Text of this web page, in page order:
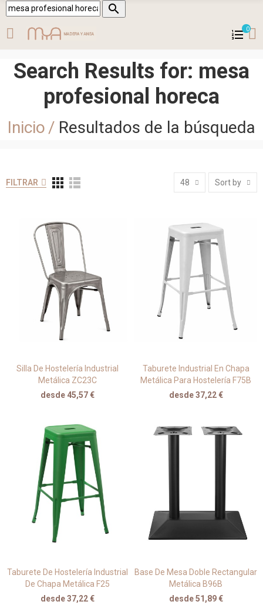

0
Search Results for: mesa
profesional horeca
Inicio Resultados de la búsqueda
FILTRAR 48 Sort by
Silla De Hostelería Industrial
Metálica ZC23C
desde 45,57 €
Taburete Industrial En Chapa
Metálica Para Hostelería F75B
desde 37,22 €
Taburete De Hostelería Industrial
De Chapa Metálica F25
desde 37,22 €
Base De Mesa Doble Rectangular
Metálica B96B
desde 51,89 €